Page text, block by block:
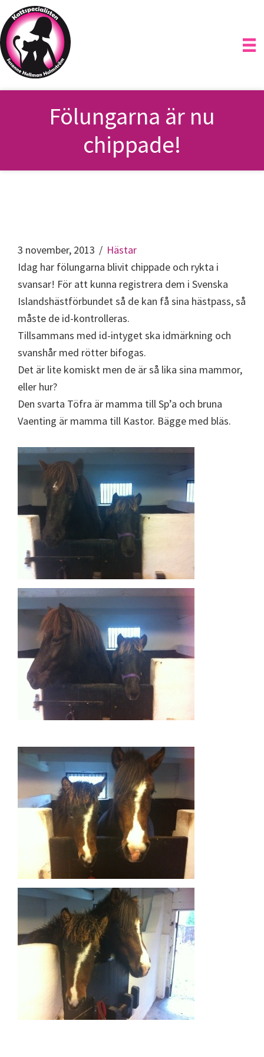
Hoppa
till
huvudinnehåll
Fölungarna är nu
chippade!
3 november, 2013 / Hästar
Idag har fölungarna blivit chippade och rykta i
svansar! För att kunna registrera dem i Svenska
Islandshästförbundet så de kan få sina hästpass, så
måste de id-kontrolleras.
Tillsammans med id-intyget ska idmärkning och
svanshår med rötter bifogas.
Det är lite komiskt men de är så lika sina mammor,
eller hur?
Den svarta Töfra är mamma till Sp’a och bruna
Vaenting är mamma till Kastor. Bägge med bläs.